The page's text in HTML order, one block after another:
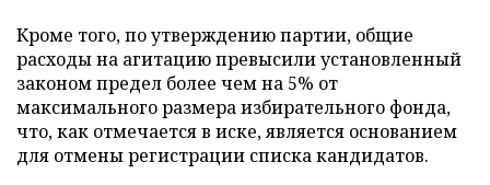
Кроме того, по утверждению партии, общие
расходы на агитацию превысили установленный
законом предел более чем на 5% от
максимального размера избирательного фонда,
что, как отмечается в иске, является основанием
для отмены регистрации списка кандидатов.